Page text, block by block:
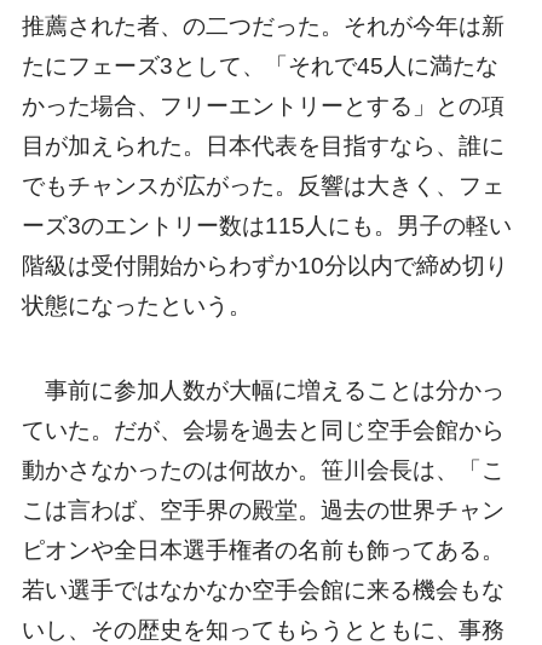
推薦された者、の二つだった。それが今年は新
たにフェーズ3として、「それで45人に満たな
かった場合、フリーエントリーとする」との項
目が加えられた。日本代表を目指すなら、誰に
でもチャンスが広がった。反響は大きく、フェ
ーズ3のエントリー数は115人にも。男子の軽い
階級は受付開始からわずか10分以内で締め切り
状態になったという。
事前に参加人数が大幅に増えることは分かっ
ていた。だが、会場を過去と同じ空手会館から
動かさなかったのは何故か。笹川会長は、「こ
こは言わば、空手界の殿堂。過去の世界チャン
ピオンや全日本選手権者の名前も飾ってある。
若い選手ではなかなか空手会館に来る機会もな
いし、その歴史を知ってもらうとともに、事務